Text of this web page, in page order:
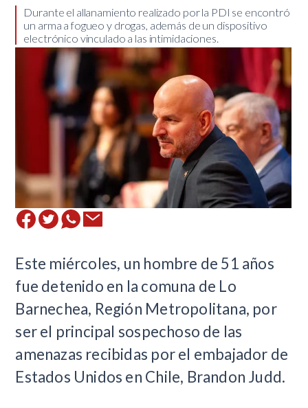
Durante el allanamiento realizado por la PDI se encontró
un arma a fogueo y drogas, además de un dispositivo
electrónico vinculado a las intimidaciones.
Este miércoles, un hombre de 51 años
fue detenido en la comuna de Lo
Barnechea, Región Metropolitana, por
ser el principal sospechoso de las
amenazas recibidas por el embajador de
Estados Unidos en Chile, Brandon Judd.